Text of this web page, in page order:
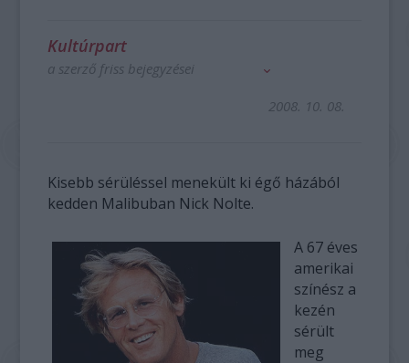
Kultúrpart
a szerző friss bejegyzései
2008. 10. 08.
Kisebb sérüléssel menekült ki égő házából
kedden Malibuban Nick Nolte.
A 67 éves
amerikai
színész a
kezén
sérült
meg